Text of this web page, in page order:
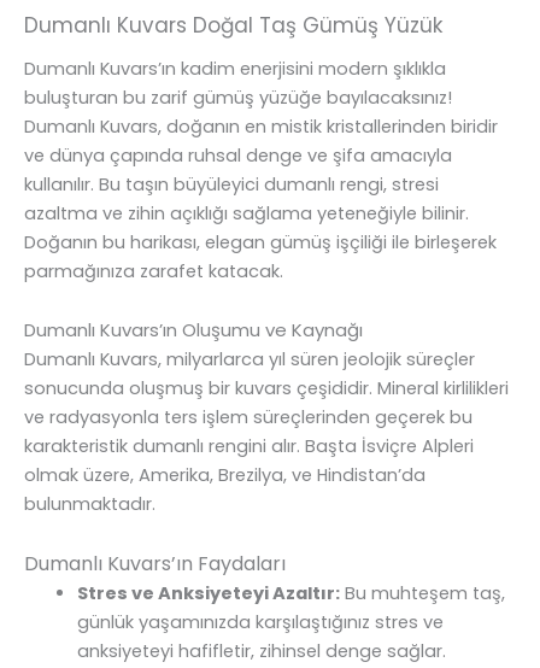
Dumanlı Kuvars Doğal Taş Gümüş Yüzük
Dumanlı Kuvars’ın kadim enerjisini modern şıklıkla
buluşturan bu zarif gümüş yüzüğe bayılacaksınız!
Dumanlı Kuvars, doğanın en mistik kristallerinden biridir
ve dünya çapında ruhsal denge ve şifa amacıyla
kullanılır. Bu taşın büyüleyici dumanlı rengi, stresi
azaltma ve zihin açıklığı sağlama yeteneğiyle bilinir.
Doğanın bu harikası, elegan gümüş işçiliği ile birleşerek
parmağınıza zarafet katacak.
Dumanlı Kuvars’ın Oluşumu ve Kaynağı
Dumanlı Kuvars, milyarlarca yıl süren jeolojik süreçler
sonucunda oluşmuş bir kuvars çeşididir. Mineral kirlilikleri
ve radyasyonla ters işlem süreçlerinden geçerek bu
karakteristik dumanlı rengini alır. Başta İsviçre Alpleri
olmak üzere, Amerika, Brezilya, ve Hindistan’da
bulunmaktadır.
Dumanlı Kuvars’ın Faydaları
Stres ve Anksiyeteyi Azaltır:Bu muhteşem taş,
günlük yaşamınızda karşılaştığınız stres ve
anksiyeteyi hafifletir, zihinsel denge sağlar.